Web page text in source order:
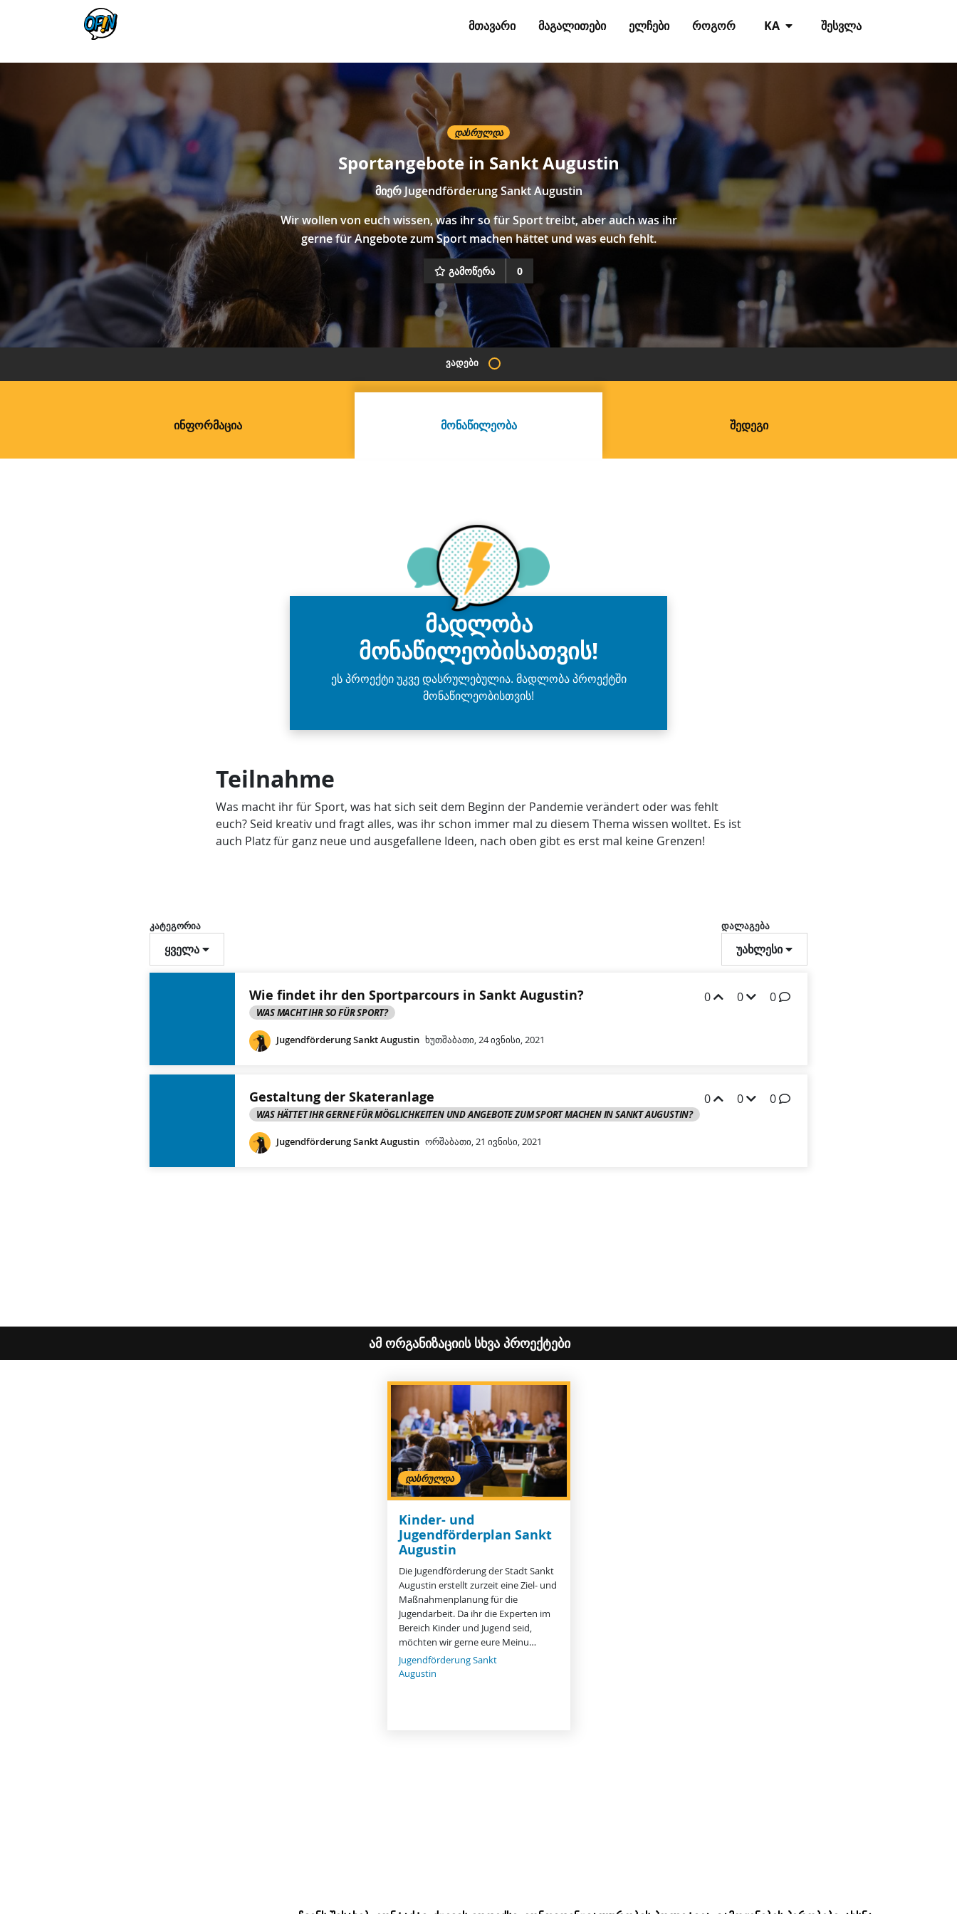
ᲨᲔᲡᲕᲚᲐ
KA
ᲛᲗᲐᲕᲐᲠᲘ ᲛᲐᲒᲐᲚᲘᲗᲔᲑᲘ ᲔᲚᲩᲔᲑᲘ ᲠᲝᲒᲝᲠ
ᲓᲐᲡᲠᲣᲚᲓᲐ
Sportangebote in Sankt Augustin
მიერJugendförderung Sankt Augustin
Wir wollen von euch wissen, was ihr so für Sport treibt, aber auch was ihr
gerne für Angebote zum Sport machen hättet und was euch fehlt.
გამოწერა 0
ᲕᲐᲓᲔᲑᲘ
ᲘᲜᲤᲝᲠᲛᲐᲪᲘᲐ ᲛᲝᲜᲐᲬᲘᲚᲔᲝᲑᲐ ᲨᲔᲓᲔᲒᲘ
მადლობა
მონაწილეობისათვის!
ეს პროექტი უკვე დასრულებულია. მადლობა პროექტში
მონაწილეობისთვის!
Teilnahme
Was macht ihr für Sport, was hat sich seit dem Beginn der Pandemie verändert oder was fehlt
euch? Seid kreativ und fragt alles, was ihr schon immer mal zu diesem Thema wissen wolltet. Es ist
auch Platz für ganz neue und ausgefallene Ideen, nach oben gibt es erst mal keine Grenzen!
კატეგორია
ყველა
დალაგება
უახლესი
0 0 0
Wie findet ihr den Sportparcours in Sankt Augustin?
WAS MACHT IHR SO FÜR SPORT?
Jugendförderung Sankt Augustin ხუთშაბათი, 24 ივნისი, 2021
0 0 0
Gestaltung der Skateranlage
WAS HÄTTET IHR GERNE FÜR MÖGLICHKEITEN UND ANGEBOTE ZUM SPORT MACHEN IN SANKT AUGUSTIN?
Jugendförderung Sankt Augustin ორშაბათი, 21 ივნისი, 2021
ამ ორგანიზაციის სხვა პროექტები
ᲓᲐᲡᲠᲣᲚᲓᲐ
Kinder- und
Jugendförderplan Sankt
Augustin
Die Jugendförderung der Stadt Sankt
Augustin erstellt zurzeit eine Ziel- und
Maßnahmenplanung für die
Jugendarbeit. Da ihr die Experten im
Bereich Kinder und Jugend seid,
möchten wir gerne eure Meinu…
Jugendförderung Sankt
Augustin